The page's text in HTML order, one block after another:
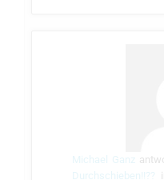
Michael Ganz
Durchschieben!!??